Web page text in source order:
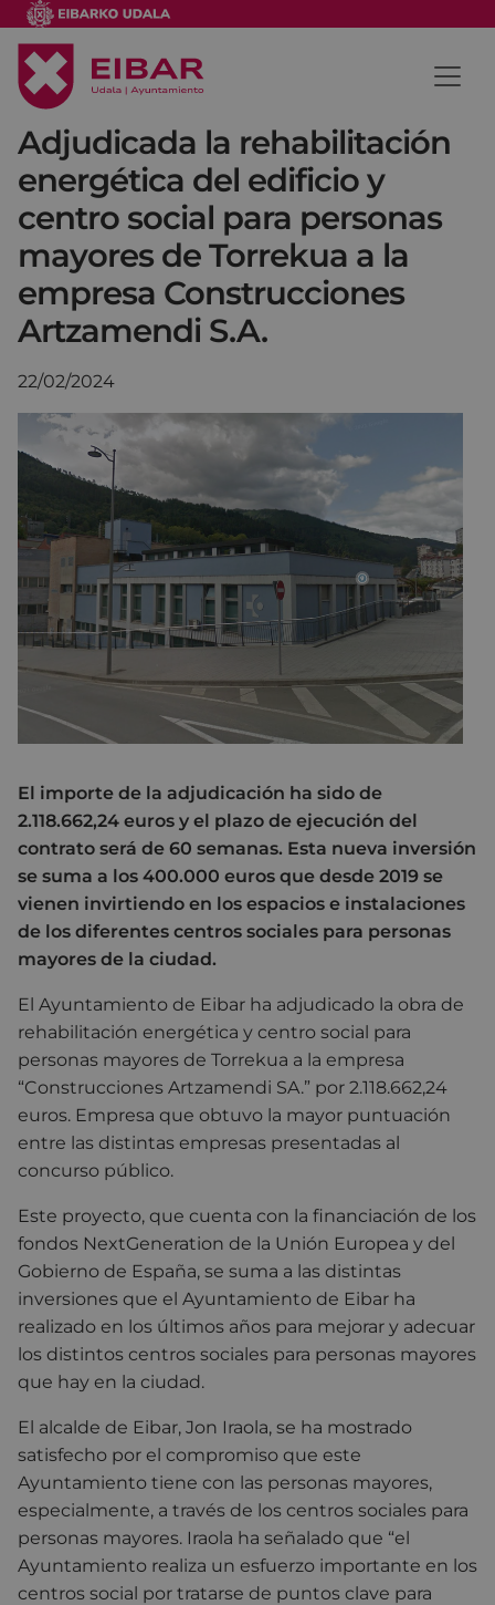
Adjudicada la rehabilitación
energética del edificio y
centro social para personas
mayores de Torrekua a la
empresa Construcciones
Artzamendi S.A.
22/02/2024
El importe de la adjudicación ha sido de
2.118.662,24 euros y el plazo de ejecución del
contrato será de 60 semanas. Esta nueva inversión
se suma a los 400.000 euros que desde 2019 se
vienen invirtiendo en los espacios e instalaciones
de los diferentes centros sociales para personas
mayores de la ciudad.
El Ayuntamiento de Eibar ha adjudicado la obra de
rehabilitación energética y centro social para
personas mayores de Torrekua a la empresa
“Construcciones Artzamendi SA.” por 2.118.662,24
euros. Empresa que obtuvo la mayor puntuación
entre las distintas empresas presentadas al
concurso público.
Este proyecto, que cuenta con la financiación de los
fondos NextGeneration de la Unión Europea y del
Gobierno de España, se suma a las distintas
inversiones que el Ayuntamiento de Eibar ha
realizado en los últimos años para mejorar y adecuar
los distintos centros sociales para personas mayores
que hay en la ciudad.
El alcalde de Eibar, Jon Iraola, se ha mostrado
satisfecho por el compromiso que este
Ayuntamiento tiene con las personas mayores,
especialmente, a través de los centros sociales para
personas mayores. Iraola ha señalado que “el
Ayuntamiento realiza un esfuerzo importante en los
centros social por tratarse de puntos clave para